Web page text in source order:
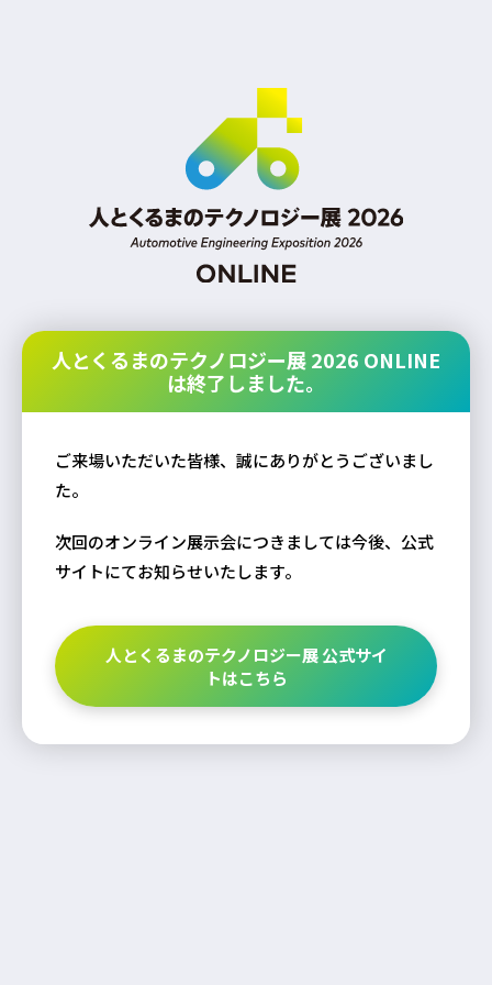
人とくるまのテクノロジー展 2026 ONLINE
は終了しました。
ご来場いただいた皆様、誠にありがとうございまし
た。
次回のオンライン展示会につきましては今後、公式
サイトにてお知らせいたします。
人とくるまのテクノロジー展 公式サイ
トはこちら